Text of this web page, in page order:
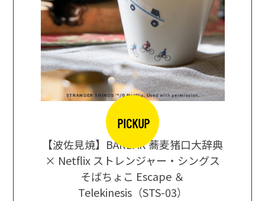
PICKUP
【波佐見焼】BARBAR 蕎麦猪口大辞典
× Netflix ストレンジャー・シングス
そばちょこ Escape ＆
Telekinesis（STS-03）